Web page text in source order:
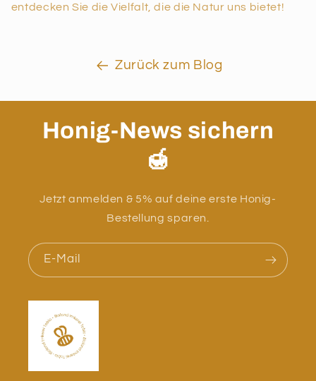
entdecken Sie die Vielfalt, die die Natur uns bietet!
Zurück zum Blog
Honig-News sichern
🍯
Jetzt anmelden & 5% auf deine erste Honig-
Bestellung sparen.
E-Mail